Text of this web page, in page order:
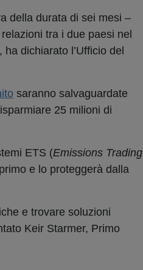
della durata di sei mesi –
tra i due paesi nel
, ha dichiarato l’Ufficio del
saranno salvaguardate
25 milioni di
ETS (Emissions Trading
e lo proteggerà dalla
e trovare soluzioni
Keir Starmer, Primo